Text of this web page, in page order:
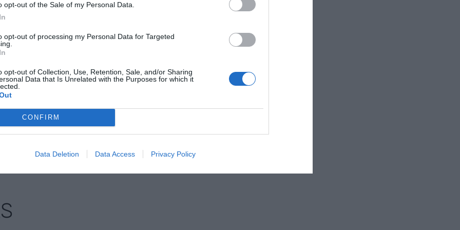
opt-out of the Sale of my Personal Data.
opt-out of processing my Personal Data for Targeted
opt-out of Collection, Use, Retention, Sale, and/or Sharing
Data that Is Unrelated with the Purposes for which it
CONFIRM
Data Deletion Data Access Privacy Policy
sus motores auxiliares y funcionar con
100% renovable, reduciendo sus emisiones
de la actividad portuaria y a la mejora de la
de la obra incluye la redacción del
las obras, así como el mantenimiento y la
un periodo de dos años una vez finalice su
preferida de Google de
de actualidad